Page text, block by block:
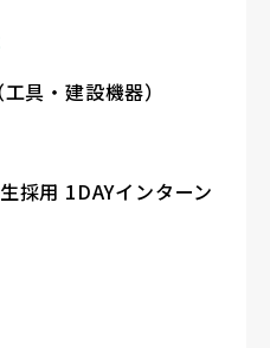
具・建設機器）
採用 1DAYインターン